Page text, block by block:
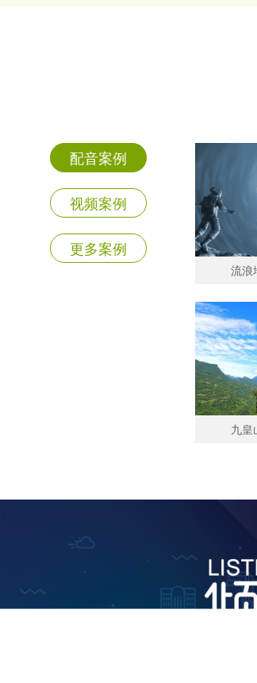
配音案例
视频案例
更多案例
流浪
九皇